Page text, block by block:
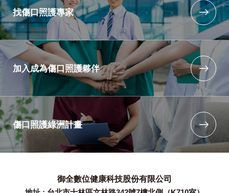
找傷口照護專家
加入成為傷口照護夥伴
傷口照護綠洲計畫
御全數位健康科技股份有限公司